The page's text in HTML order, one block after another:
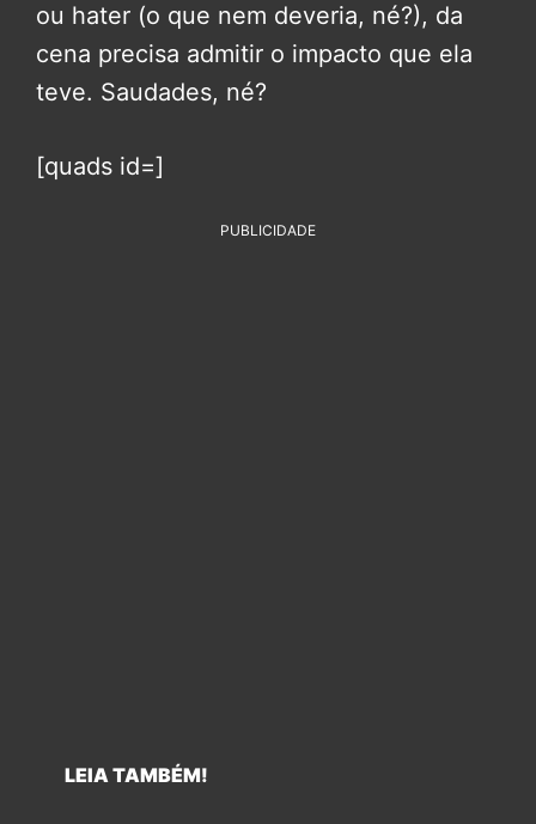
ou hater (o que nem deveria, né?), da
cena precisa admitir o impacto que ela
teve. Saudades, né?
[quads id=]
PUBLICIDADE
LEIA TAMBÉM!